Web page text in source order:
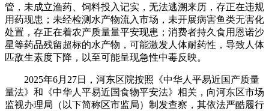
管，未成立渔药、饲料投入记实，无法逃溯来历，存正在违规
用药现患；未经检测水产物流入市场，未开展病害鱼类无害化
处置，存正在着农产质量量平安现患；消费者持久食用恩诺沙
星等药品残留超标的水产物，可能激发人体耐药性，导致人体
匹敌生素度下降，以至可能呈现急性中毒反映。
2025年6月27日，河东区院按照《中华人平易近国产质量
量法》和《中华人平易近国食物平安法》相关，向河东区市场
监视办理局（以下简称区市监局）制发查察，其依法严酷履行